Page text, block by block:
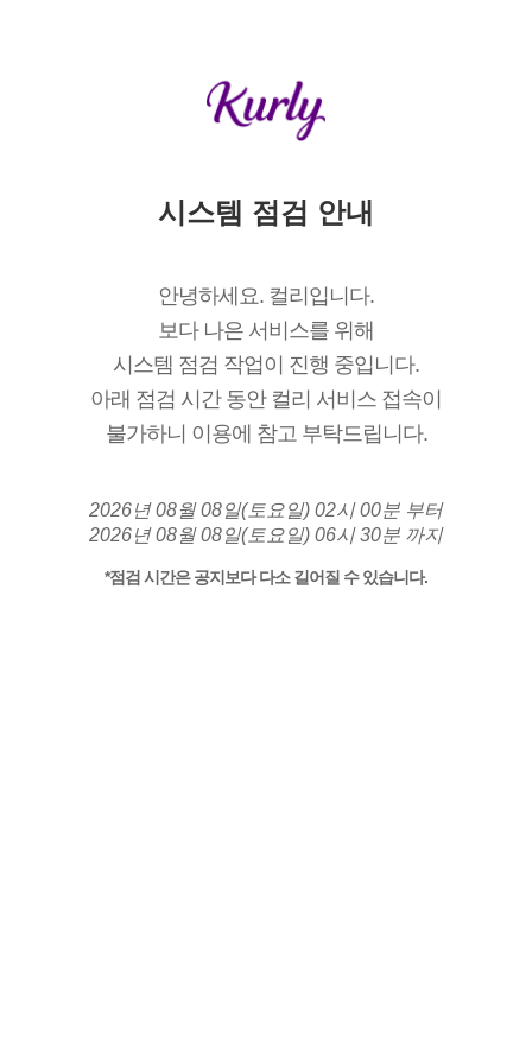
시스템 점검 안내
안녕하세요. 컬리입니다.
보다 나은 서비스를 위해
시스템 점검 작업이 진행 중입니다.
아래 점검 시간 동안 컬리 서비스 접속이
불가하니 이용에 참고 부탁드립니다.
2026년 08월 08일(토요일) 02시 00분 부터
2026년 08월 08일(토요일) 06시 30분 까지
*점검 시간은 공지보다 다소 길어질 수 있습니다.